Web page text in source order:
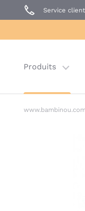
Service
Produits
Prêt à Porter
Last chance
www.bambinou.com